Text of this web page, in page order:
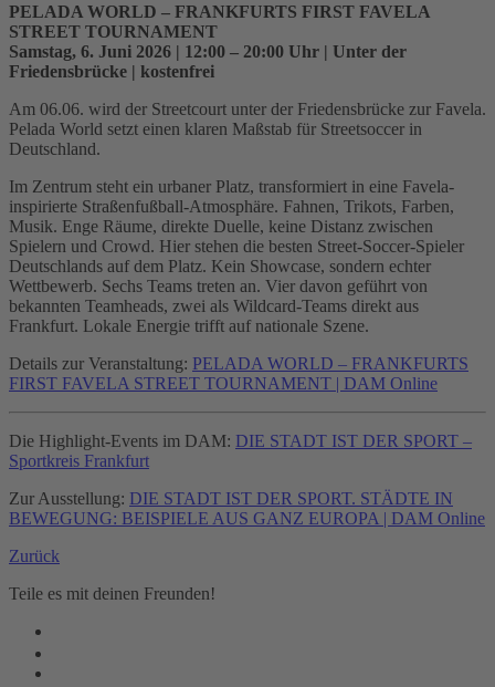
PELADA WORLD – FRANKFURTS FIRST FAVELA
STREET TOURNAMENT
Samstag, 6. Juni 2026 | 12:00 – 20:00 Uhr | Unter der
Friedensbrücke | kostenfrei
Am 06.06. wird der Streetcourt unter der Friedensbrücke zur Favela.
Pelada World setzt einen klaren Maßstab für Streetsoccer in
Deutschland.
Im Zentrum steht ein urbaner Platz, transformiert in eine Favela-
inspirierte Straßenfußball-Atmosphäre. Fahnen, Trikots, Farben,
Musik. Enge Räume, direkte Duelle, keine Distanz zwischen
Spielern und Crowd. Hier stehen die besten Street-Soccer-Spieler
Deutschlands auf dem Platz. Kein Showcase, sondern echter
Wettbewerb. Sechs Teams treten an. Vier davon geführt von
bekannten Teamheads, zwei als Wildcard-Teams direkt aus
Frankfurt. Lokale Energie trifft auf nationale Szene.
Details zur Veranstaltung: PELADA WORLD – FRANKFURTS
FIRST FAVELA STREET TOURNAMENT | DAM Online
Die Highlight-Events im DAM: DIE STADT IST DER SPORT –
Sportkreis Frankfurt
Zur Ausstellung: DIE STADT IST DER SPORT. STÄDTE IN
BEWEGUNG: BEISPIELE AUS GANZ EUROPA | DAM Online
Zurück
Teile es mit deinen Freunden!